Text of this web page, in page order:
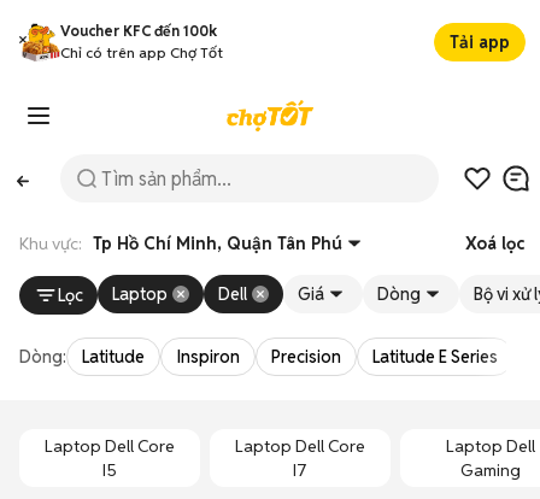
Voucher KFC đến 100k
Chỉ có trên app Chợ Tốt
Tải app
Khu vực: Tp Hồ Chí Minh, Quận Tân Phú Xoá lọc
Lọc Laptop Dell Giá Dòng Bộ vi xử
Dòng: Latitude Inspiron Precision Latitude E Series
Laptop Dell Core
I5
Laptop Dell Core
I7
Laptop Dell
Gaming